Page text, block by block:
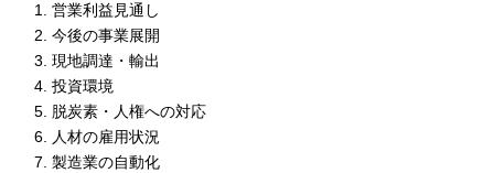
営業利益見通し
今後の事業展開
現地調達・輸出
投資環境
脱炭素・人権への対応
人材の雇用状況
製造業の自動化